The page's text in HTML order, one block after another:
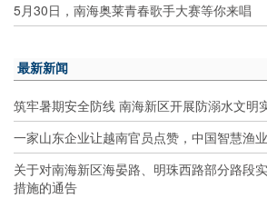
5月30日，南海奥莱青春歌手大赛等你来唱
最新新闻
筑牢暑期安全防线 南海新区开展防溺水文明
一家山东企业让越南官员点赞，中国智慧渔
关于对南海新区海晏路、明珠西路部分路段
措施的通告